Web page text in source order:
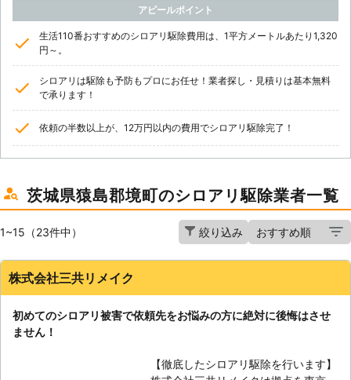
アピールポイント
生活110番おすすめのシロアリ駆除費用は、1平方メートルあたり1,320
円～。
シロアリは駆除も予防もプロにお任せ！業者探し・見積りは基本無料
で承ります！
依頼の半数以上が、12万円以内の費用でシロアリ駆除完了！
茨城県猿島郡境町のシロアリ駆除業者一覧
1~15（23件中） 絞り込み
株式会社三共リメイク
初めてのシロアリ被害で依頼先をお悩みの方に絶対に後悔はさせ
ません！
【徹底したシロアリ駆除を行います】